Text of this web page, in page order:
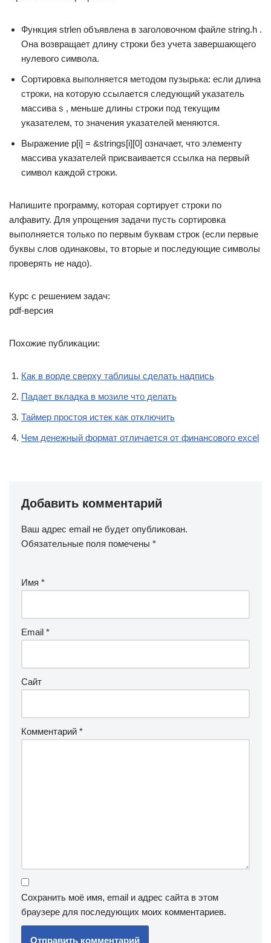
Функция strlen объявлена в заголовочном файле string.h .
Она возвращает длину строки без учета завершающего
нулевого символа.
Сортировка выполняется методом пузырька: если длина
строки, на которую ссылается следующий указатель
массива s , меньше длины строки под текущим
указателем, то значения указателей меняются.
Выражение p[i] = &strings[i][0] означает, что элементу
массива указателей присваивается ссылка на первый
символ каждой строки.
Напишите программу, которая сортирует строки по
алфавиту. Для упрощения задачи пусть сортировка
выполняется только по первым буквам строк (если первые
буквы слов одинаковы, то вторые и последующие символы
проверять не надо).
Курс с решением задач:
pdf-версия
Похожие публикации:
Как в ворде сверху таблицы сделать надпись
Падает вкладка в мозиле что делать
Таймер простоя истек как отключить
Чем денежный формат отличается от финансового excel
Добавить комментарий
Ваш адрес email не будет опубликован.
Обязательные поля помечены *
Имя *
Email *
Сайт
Комментарий *
Сохранить моё имя, email и адрес сайта в этом
браузере для последующих моих комментариев.